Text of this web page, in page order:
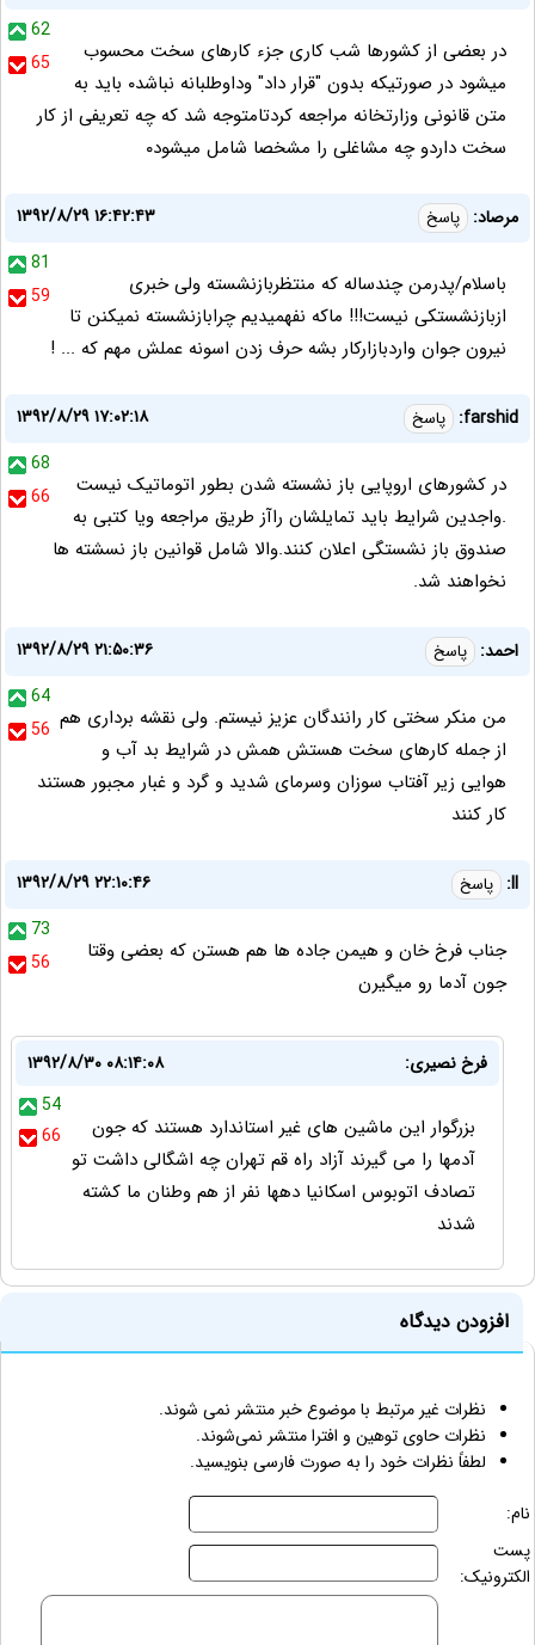
62
65
در بعضی از کشورها شب کاری جزء کارهای سخت محسوب
میشود در صورتیکه بدون "قرار داد" وداوطلبانه نباشد۰ باید به
متن قانونی وزارتخانه مراجعه کردتامتوجه شد که چه تعریفی از کار
سخت داردو چه مشاغلی را مشخصا شامل میشود۰
مرصاد: پاسخ
۱۳۹۲/۸/۲۹ ۱۶:۴۲:۴۳
81
59
باسلام/پدرمن چندساله که منتظربازنشسته ولی خبری
ازبازنشستکی نیست!!! ماکه نفهمیدیم چرابازنشسته نمیکنن تا
نیرون جوان واردبازارکار بشه حرف زدن اسونه عملش مهم که ... !
farshid: پاسخ
۱۳۹۲/۸/۲۹ ۱۷:۰۲:۱۸
68
66
در کشورهای اروپایی باز نشسته شدن بطور اتوماتیک نیست
.واجدین شرایط باید تمایلشان راآز طریق مراجعه ویا کتبی به
صندوق باز نشستگی اعلان کنند.والا شامل قوانین باز نسشته ها
نخواهند شد.
احمد: پاسخ
۱۳۹۲/۸/۲۹ ۲۱:۵۰:۳۶
64
56 من منکر سختی کار رانندگان عزیز نیستم. ولی نقشه برداری هم
از جمله کارهای سخت هستش همش در شرایط بد آب و
هوایی زیر آفتاب سوزان وسرمای شدید و گرد و غبار مجبور هستند
کار کنند
ll: پاسخ
۱۳۹۲/۸/۲۹ ۲۲:۱۰:۴۶
73
56
جناب فرخ خان و هیمن جاده ها هم هستن که بعضی وقتا
جون آدما رو میگیرن
فرخ نصیری:
۱۳۹۲/۸/۳۰ ۰۸:۱۴:۰۸
54
66
بزرگوار این ماشین های غیر استاندارد هستند که جون
آدمها را می گیرند آزاد راه قم تهران چه اشگالی داشت تو
تصادف اتوبوس اسکانیا دهها نفر از هم وطنان ما کشته
شدند
افزودن دیدگاه
نظرات غیر مرتبط با موضوع خبر منتشر نمی شوند.
نظرات حاوی توهین و افترا منتشر نمی‌شوند.
لطفاً نظرات خود را به صورت فارسی بنویسید.
نام:
پست
الکترونیک: